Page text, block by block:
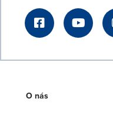
O nás